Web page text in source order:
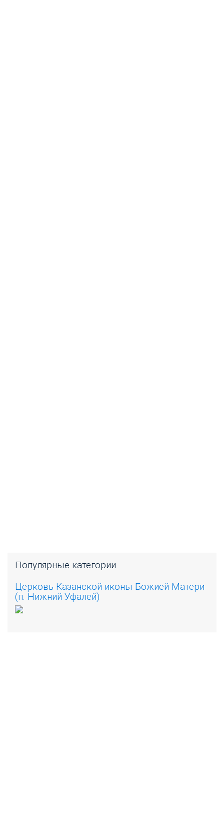
Популярные категории
Церковь Казанской иконы Божией Матери
(п. Нижний Уфалей)